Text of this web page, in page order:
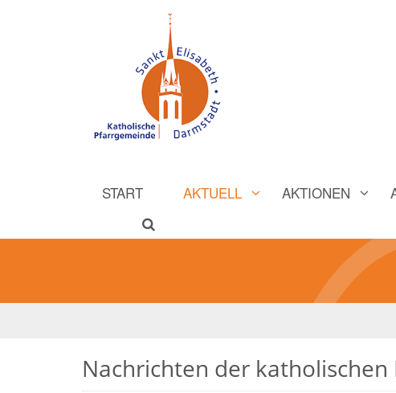
START AKTUELL AKTIONEN
Nachrichten der katholischen